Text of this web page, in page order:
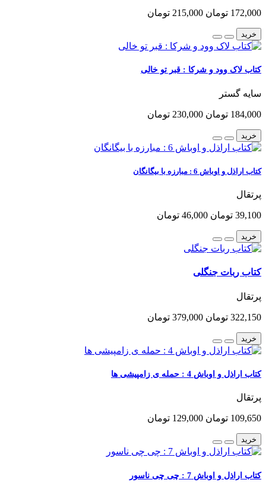
172,000 تومان 215,000 تومان
خرید
کتاب لاک وود و شرکا : قبر تو خالی
سایه گستر
184,000 تومان 230,000 تومان
خرید
کتاب اراذل و اوباش 6 : مبارزه با بیگانگان
پرتقال
39,100 تومان 46,000 تومان
خرید
کتاب ربات جنگلی
پرتقال
322,150 تومان 379,000 تومان
خرید
کتاب اراذل و اوباش 4 : حمله ی زامپیشی ها
پرتقال
109,650 تومان 129,000 تومان
خرید
کتاب اراذل و اوباش 7 : چی چی ناسور